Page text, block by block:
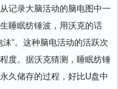
录大脑活动的脑电图中一
睡眠纺锤波，用沃克的话
”。这种脑电活动的活跃次
度。据沃克猜测，睡眠纺锤
久储存的过程，好比U盘中